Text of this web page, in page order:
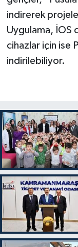
indirerek
Uygulama, İOS
cihazlar için ise
indirilebiliyor.